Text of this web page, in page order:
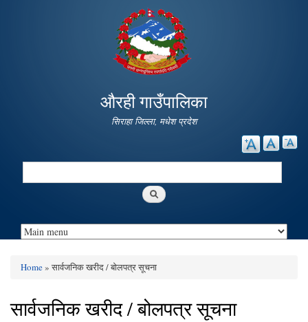
main
content
औरही गाउँपालिका
सिराहा जिल्ला, मधेश प्रदेश
Search
Home» सार्वजनिक खरीद / बोलपत्र सूचना
सार्वजनिक खरीद / बोलपत्र सूचना